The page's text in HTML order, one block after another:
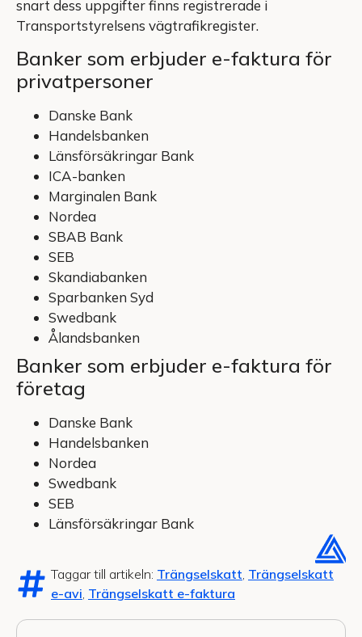
snart dess uppgifter finns registrerade i
Transportstyrelsens vägtrafikregister.
Banker som erbjuder e-faktura för
privatpersoner
Danske Bank
Handelsbanken
Länsförsäkringar Bank
ICA-banken
Marginalen Bank
Nordea
SBAB Bank
SEB
Skandiabanken
Sparbanken Syd
Swedbank
Ålandsbanken
Banker som erbjuder e-faktura för
företag
Danske Bank
Handelsbanken
Nordea
Swedbank
SEB
Länsförsäkringar Bank
Taggar till artikeln: Trängselskatt, Trängselskatt
e-avi, Trängselskatt e-faktura